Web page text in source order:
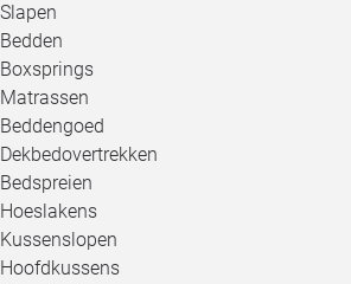
Slapen
Bedden
Boxsprings
Matrassen
Beddengoed
Dekbedovertrekken
Bedspreien
Hoeslakens
Kussenslopen
Hoofdkussens